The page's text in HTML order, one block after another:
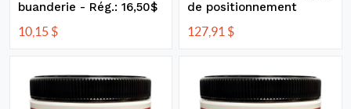
buanderie - Rég.: 16,50$
10,15$
de positionnement
127,91 $